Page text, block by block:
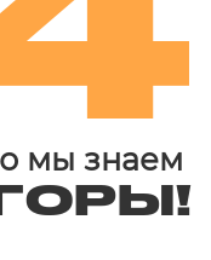
мы знаем